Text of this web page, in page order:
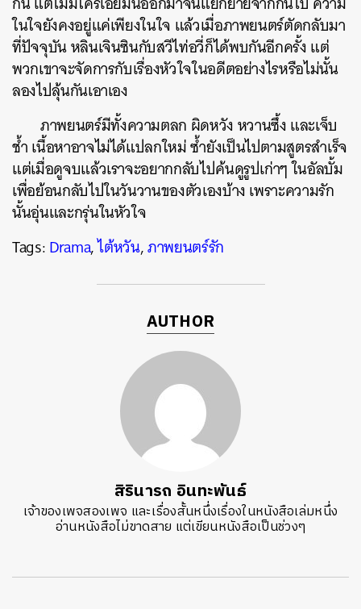
ในใจยังคงอยู่แค่เพียงในใจ แล้วเมื่อภาพยนตร์ตัดกลับมา
ที่ปัจจุบัน หลินเจินซินกับสวีไท่อวี่ก็ได้พบกันอีกครั้ง แต่
พวกเขาจะจัดการกับเรื่องหัวใจในอดีตอย่างไรหรือไม่นั้น
ลองไปลุ้นกันเอาเอง
ภาพยนตร์มีทั้งความตลก ผิดหวัง หวานซึ้ง และเจ็บ
ช้ำ เนื้อหาอาจไม่ได้แปลกใหม่ ซ้ำยังเป็นไปตามสูตรสำเร็จ
แต่เมื่อดูจบแล้วเราจะอยากกลับไปค้นดูรูปเก่าๆ ในอัลบั้ม
เพื่อย้อนกลับไปในวันวานของตัวเองบ้าง เพราะความรัก
นั้นอุ่นและกรุ่นในหัวใจ
Tags:Drama,ไต้หวัน,ภาพยนตร์รัก
AUTHOR
สิรินารถ อินทะพันธ์
เจ้าของเพจสองเพจ และเรื่องสั้นหนึ่งเรื่องในหนังสือเล่มหนึ่ง
อ่านหนังสือไม่ขาดสาย แต่เขียนหนังสือเป็นช่วงๆ